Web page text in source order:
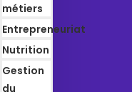
métiers
Entrepreneuriat
Nutrition
Gestion
du